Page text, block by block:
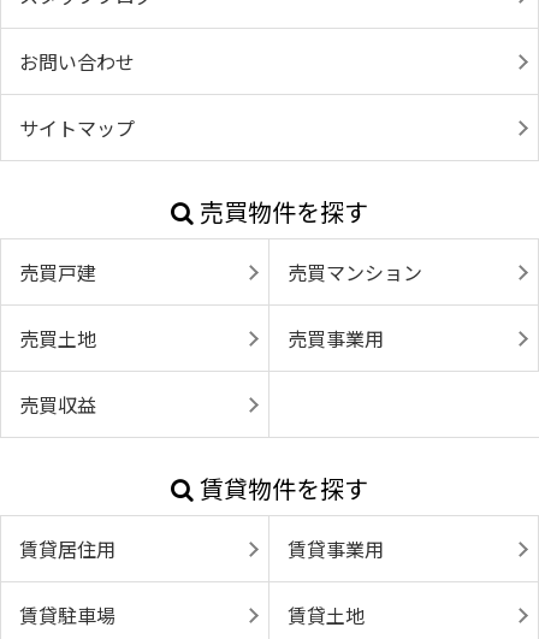
お問い合わせ
サイトマップ
売買物件を探す
売買戸建 売買マンション
売買土地 売買事業用
売買収益
賃貸物件を探す
賃貸居住用 賃貸事業用
賃貸駐車場 賃貸土地